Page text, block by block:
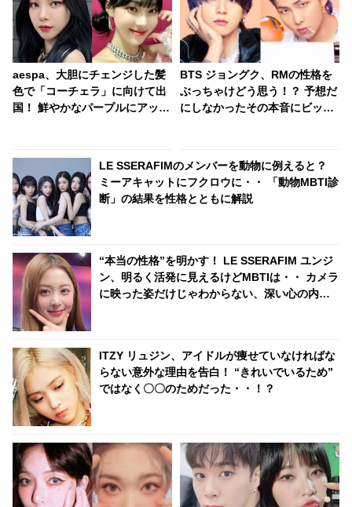
aespa、大胆にチェンジした髪
色で「コーチェラ」に向けて出
国！ 鮮やかなパープルにアッシ
姿に悶絶
BTS ジョングク、RMの性格を
ぶっちゃけどう思う！？ 予想だ
にしなかったその本音にビック
な風に思ってたんだｗ」
LE SSERAFIMのメンバーを動物に例えると？
ミーアキャットにフクロウに・・ 「動物MBTI診
断」の結果を性格とともに解説
“本当の性格”を明かす！ LE SSERAFIM ユンジ
ン、明るく活発に見えるけどMBTIは・・ カメラ
に映った姿だけじゃわからない、深い心の内と
ITZY リュジン、アイドルが痩せていなければな
らない意外な理由を告白！ “きれいでいるため”
ではなく〇〇のためだった・・！？